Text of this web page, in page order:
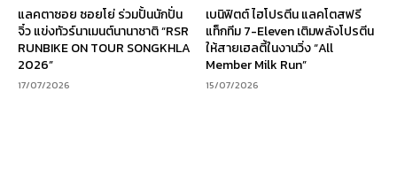
แลคตาซอย ซอยโย่ ร่วมปั้นนักปั่น
จิ๋ว แข่งทัวร์นาเมนต์นานาชาติ “RSR
RUNBIKE ON TOUR SONGKHLA
2026”
17/07/2026
เบนิฟิตต์ ไฮโปรตีน แลคโตสฟรี
แท็กทีม 7-Eleven เติมพลังโปรตีน
ให้สายเฮลตี้ในงานวิ่ง “All
Member Milk Run”
15/07/2026